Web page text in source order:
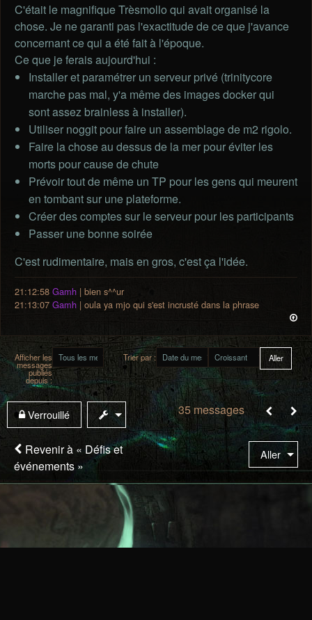
C'était le magnifique Trèsmollo qui avait organisé la
chose. Je ne garanti pas l'exactitude de ce que j'avance
concernant ce qui a été fait à l'époque.
Ce que je ferais aujourd'hui :
Installer et paramétrer un serveur privé (trinitycore
marche pas mal, y'a même des images docker qui
sont assez brainless à installer).
Utiliser noggit pour faire un assemblage de m2 rigolo.
Faire la chose au dessus de la mer pour éviter les
morts pour cause de chute
Prévoir tout de même un TP pour les gens qui meurent
en tombant sur une plateforme.
Créer des comptes sur le serveur pour les participants
Passer une bonne soirée
C'est rudimentaire, mais en gros, c'est ça l'idée.
21:12:58 Gamh | bien s^^ur
21:13:07 Gamh | oula ya mjo qui s'est incrusté dans la phrase
Afficher les
messages
publiés
depuis :
Trier par :
Verrouillé 35 messages
Revenir à « Défis et
événements »
Aller